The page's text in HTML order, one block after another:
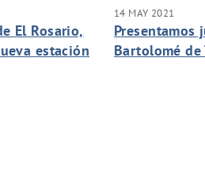
El Rosario,
estación
14 MAY 2021
Presentamos
Bartolomé